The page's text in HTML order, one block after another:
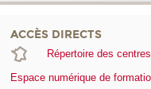
ACCÈS DIRECTS
Répertoire des
Espace numérique de